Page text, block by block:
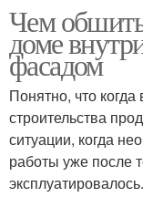
Чем
доме
фасадом
Понятно, что
строительства
ситуации, когда
работы уже после